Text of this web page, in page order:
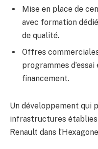
Mise en place de
avec formation
de qualité.
Offres
programmes
financement.
Un développement qui
infrastructures
Renault dans